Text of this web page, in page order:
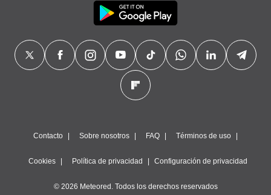
Contacto Sobre nosotros FAQ Términos de uso
Cookies Política de privacidad Configuración de privacidad
© 2026 Meteored. Todos los derechos reservados